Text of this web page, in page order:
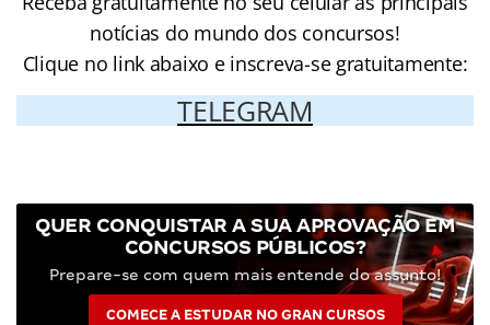
notícias do mundo dos concursos!
Clique no link abaixo e inscreva-se gratuitamente:
TELEGRAM
QUER CONQUISTAR A SUA APROVAÇÃO EM
CONCURSOS PÚBLICOS?
Prepare-se com quem mais entende do assunto!
COMECE A ESTUDAR NO GRAN CURSOS